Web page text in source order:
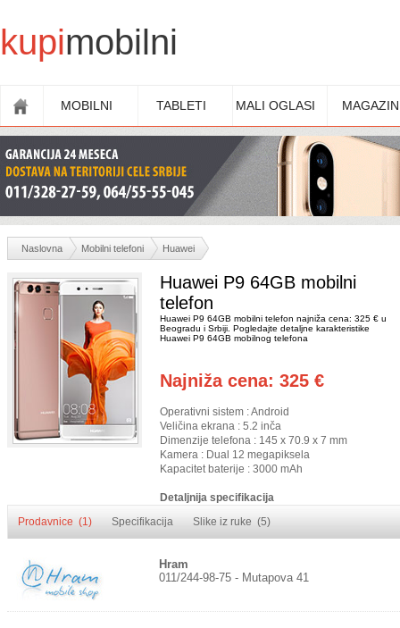
kupimobilni
MOBILNI TABLETI MALI OGLASI MAGAZIN
Naslovna Mobilni telefoni Huawei
Huawei P9 64GB mobilni
telefon
Huawei P9 64GB mobilni telefon najniža cena: 325 € u
Beogradu i Srbiji. Pogledajte detaljne karakteristike
Huawei P9 64GB mobilnog telefona
Najniža cena: 325 €
Operativni sistem : Android
Veličina ekrana : 5.2 inča
Dimenzije telefona : 145 x 70.9 x 7 mm
Kamera : Dual 12 megapiksela
Kapacitet baterije : 3000 mAh
Detaljnija specifikacija
Prodavnice (1)
Specifikacija Slike iz ruke (5)
Hram
011/244-98-75 - Mutapova 41